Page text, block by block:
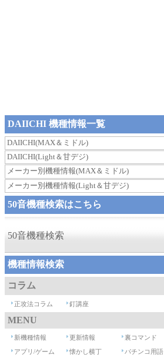
DAIICHI 機種情報一覧
DAIICHI(MAX＆ミドル)
DAIICHI(Light＆甘デジ)
メーカー別機種情報(MAX＆ミドル)
メーカー別機種情報(Light＆甘デジ)
50音機種検索はこちら
50音機種検索
機種情報検索
コラム
正攻法コラム 釘講座
MENU
新機種情報 更新情報
裏コマンド
アプリ/ゲーム
懐かし横丁 パチンコ用語